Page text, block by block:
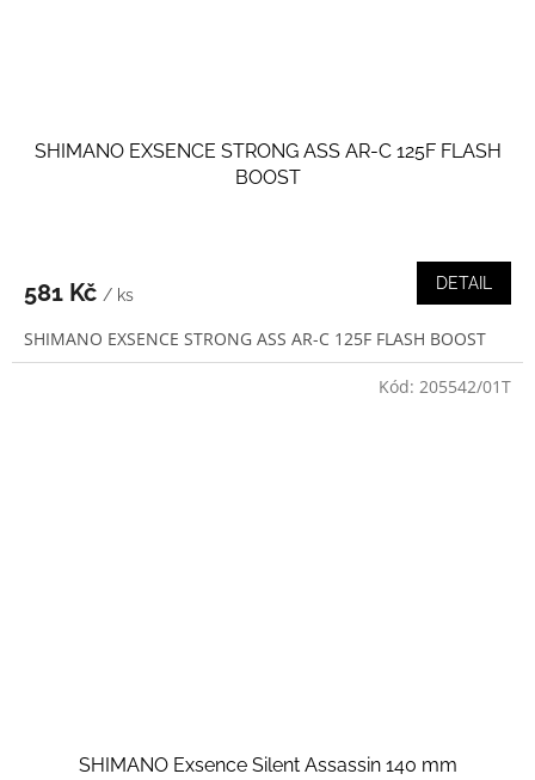
SHIMANO EXSENCE STRONG ASS AR-C 125F FLASH
BOOST
581 Kč / ks
DETAIL
SHIMANO EXSENCE STRONG ASS AR-C 125F FLASH BOOST
SHIMANO Exsence Silent Assassin 140 mm
Kód: 205542/01T